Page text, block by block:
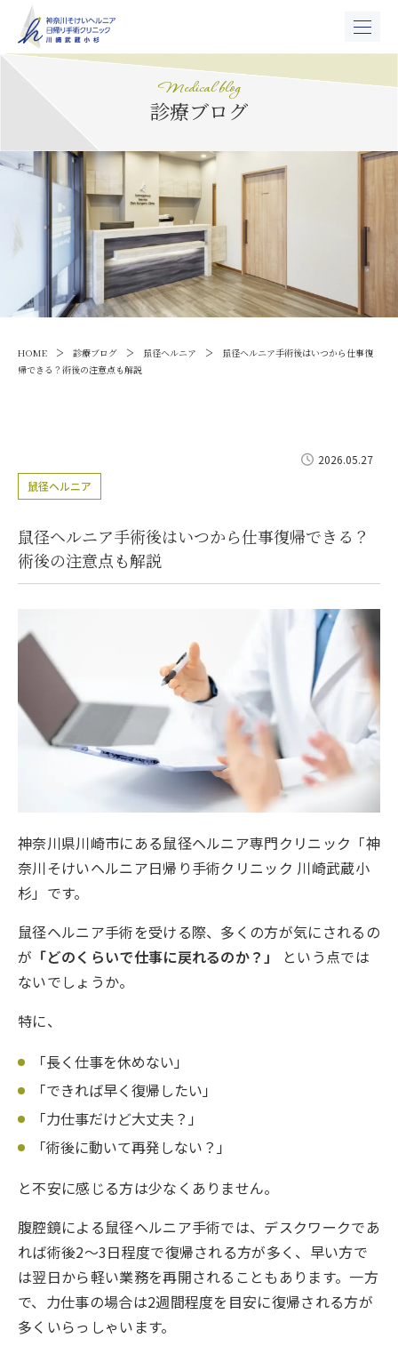
Medical blog
診療ブログ
HOME > 診療ブログ > 鼠径ヘルニア >
鼠径ヘルニア手術後はいつから仕事復
帰できる？術後の注意点も解説
2026.05.27
鼠径ヘルニア
鼠径ヘルニア手術後はいつから仕事復帰できる？
術後の注意点も解説
神奈川県川崎市にある鼠径ヘルニア専門クリニック「神
奈川そけいヘルニア日帰り手術クリニック 川崎武蔵小
杉」です。
鼠径ヘルニア手術を受ける際、多くの方が気にされるの
が 「どのくらいで仕事に戻れるのか？」
という点では
ないでしょうか。
特に、
「長く仕事を休めない」
「できれば早く復帰したい」
「力仕事だけど大丈夫？」
「術後に動いて再発しない？」
と不安に感じる方は少なくありません。
腹腔鏡による鼠径ヘルニア手術では、デスクワークであ
れば術後2〜3日程度で復帰される方が多く、早い方で
は翌日から軽い業務を再開されることもあります。一方
で、力仕事の場合は2週間程度を目安に復帰される方が
多くいらっしゃいます。